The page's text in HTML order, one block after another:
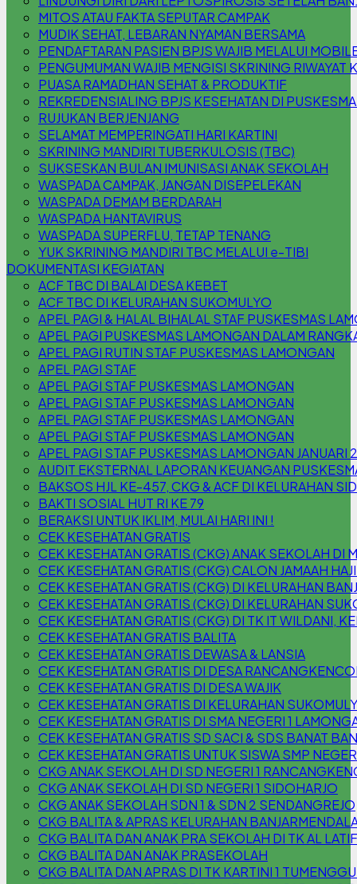
MITOS ATAU FAKTA SEPUTAR CAMPAK
MUDIK SEHAT, LEBARAN NYAMAN BERSAMA
PENDAFTARAN PASIEN BPJS WAJIB MELALUI
PENGUMUMAN WAJIB MENGISI SKRINING RIWAYAT
PUASA RAMADHAN SEHAT & PRODUKTIF
REKREDENSIALING BPJS KESEHATAN DI
RUJUKAN BERJENJANG
SELAMAT MEMPERINGATI HARI KARTINI
SKRINING MANDIRI TUBERKULOSIS (TBC)
SUKSESKAN BULAN IMUNISASI ANAK SEKOLAH
WASPADA CAMPAK, JANGAN DISEPELEKAN
WASPADA DEMAM BERDARAH
WASPADA HANTAVIRUS
WASPADA SUPERFLU, TETAP TENANG
YUK SKRINING MANDIRI TBC MELALUI e-TIBI
DOKUMENTASI KEGIATAN
ACF TBC DI BALAI DESA KEBET
ACF TBC DI KELURAHAN SUKOMULYO
APEL PAGI & HALAL BIHALAL STAF PUSKESMAS
APEL PAGI PUSKESMAS LAMONGAN DALAM
APEL PAGI RUTIN STAF PUSKESMAS LAMONGAN
APEL PAGI STAF
APEL PAGI STAF PUSKESMAS LAMONGAN
APEL PAGI STAF PUSKESMAS LAMONGAN
APEL PAGI STAF PUSKESMAS LAMONGAN
APEL PAGI STAF PUSKESMAS LAMONGAN
APEL PAGI STAF PUSKESMAS LAMONGAN JANUARI
AUDIT EKSTERNAL LAPORAN KEUANGAN
BAKSOS HJL KE-457, CKG & ACF DI KELURAHAN
BAKTI SOSIAL HUT RI KE 79
BERAKSI UNTUK IKLIM, MULAI HARI INI !
CEK KESEHATAN GRATIS
CEK KESEHATAN GRATIS (CKG) ANAK SEKOLAH DI
CEK KESEHATAN GRATIS (CKG) CALON JAMAAH
CEK KESEHATAN GRATIS (CKG) DI KELURAHAN
CEK KESEHATAN GRATIS (CKG) DI KELURAHAN
CEK KESEHATAN GRATIS (CKG) DI TK IT WILDANI,
CEK KESEHATAN GRATIS BALITA
CEK KESEHATAN GRATIS DEWASA & LANSIA
CEK KESEHATAN GRATIS DI DESA
CEK KESEHATAN GRATIS DI DESA WAJIK
CEK KESEHATAN GRATIS DI KELURAHAN
CEK KESEHATAN GRATIS DI SMA NEGERI 1
CEK KESEHATAN GRATIS SD SACI & SDS BANAT
CEK KESEHATAN GRATIS UNTUK SISWA SMP
CKG ANAK SEKOLAH DI SD NEGERI 1
CKG ANAK SEKOLAH DI SD NEGERI 1 SIDOHARJO
CKG ANAK SEKOLAH SDN 1 & SDN 2 SENDANGREJO
CKG BALITA & APRAS KELURAHAN
CKG BALITA DAN ANAK PRA SEKOLAH DI TK AL
CKG BALITA DAN ANAK PRASEKOLAH
CKG BALITA DAN APRAS DI TK KARTINI 1